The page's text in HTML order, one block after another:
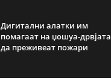
Дигитални алатки им
помагаат на џошуа-дрвјата
да преживеат пожари